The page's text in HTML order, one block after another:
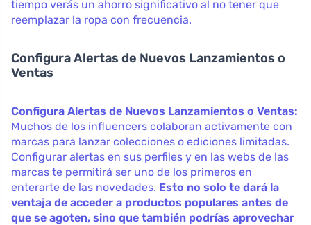
tiempo verás un ahorro significativo al no tener que
reemplazar la ropa con frecuencia.
Configura Alertas de Nuevos Lanzamientos o
Ventas
Configura Alertas de Nuevos Lanzamientos o Ventas:
Muchos de los influencers colaboran activamente con
marcas para lanzar colecciones o ediciones limitadas.
Configurar alertas en sus perfiles y en las webs de las
marcas te permitirá ser uno de los primeros en
enterarte de las novedades. Esto no solo te dará la
ventaja de acceder a productos populares antes de
que se agoten, sino que también podrías aprovechar